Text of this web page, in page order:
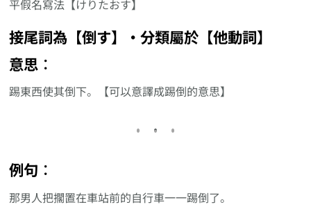
平假名寫法【けりたおす】
接尾詞為【倒す】‧分類屬於【他動詞】
意思︰
踢東西使其倒下。【可以意譯成踢倒的意思】
例句︰
那男人把擱置在車站前的自行車一一踢倒了。